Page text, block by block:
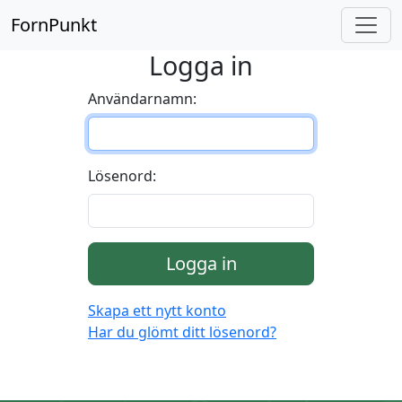
FornPunkt
Logga in
Användarnamn:
Lösenord:
Logga in
Skapa ett nytt konto
Har du glömt ditt lösenord?